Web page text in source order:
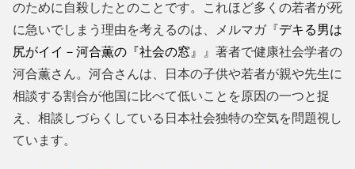
のために自殺したとのことです。これほど多くの若者が死
に急いでしまう理由を考えるのは、メルマガ『デキる男は
尻がイイ－河合薫の『社会の窓』
』著者で健康社会学者の
河合薫さん。河合さんは、日本の子供や若者が親や先生に
相談する割合が他国に比べて低いことを原因の一つと捉
え、相談しづらくしている日本社会独特の空気を問題視し
ています。